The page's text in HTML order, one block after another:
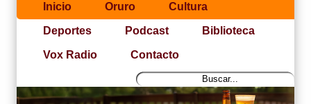
Inicio Oruro Cultura
Deportes Podcast Biblioteca
Vox Radio Contacto